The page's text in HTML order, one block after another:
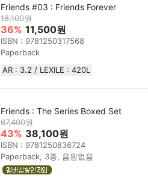
Friends #03 : Friends Forever
18,100원
36% 11,500원
ISBN : 9781250317568
Paperback
AR : 3.2 / LEXILE : 420L
Friends : The Series Boxed Set
67,400원
43% 38,100원
ISBN : 9781250836724
Paperback, 3종, 음원없음